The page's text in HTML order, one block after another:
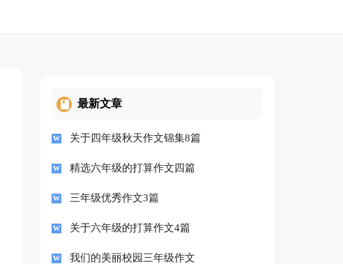
最新文章
关于四年级秋天作文锦集8篇
精选六年级的打算作文四篇
三年级优秀作文3篇
关于六年级的打算作文4篇
我们的美丽校园三年级作文